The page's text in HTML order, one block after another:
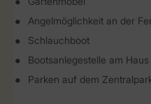
Angelmöglichkeit an der
Schlauchboot
Bootsanlegestelle am
Parken auf dem